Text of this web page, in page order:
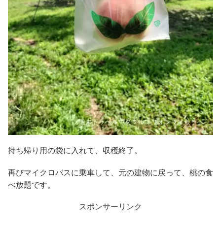
持ち帰り用の袋に入れて、収穫終了。
再びマイクロバスに乗車して、元の建物に戻って、桃の食
べ放題です。
スポンサーリンク